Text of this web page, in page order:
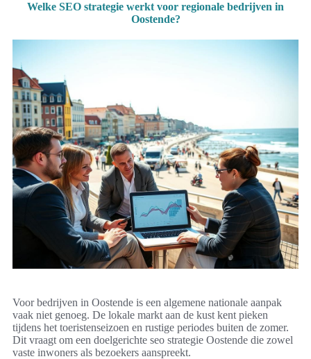
Welke SEO strategie werkt voor regionale bedrijven in
Oostende?
Voor bedrijven in Oostende is een algemene nationale aanpak
vaak niet genoeg. De lokale markt aan de kust kent pieken
tijdens het toeristenseizoen en rustige periodes buiten de zomer.
Dit vraagt om een doelgerichte seo strategie Oostende die zowel
vaste inwoners als bezoekers aanspreekt.